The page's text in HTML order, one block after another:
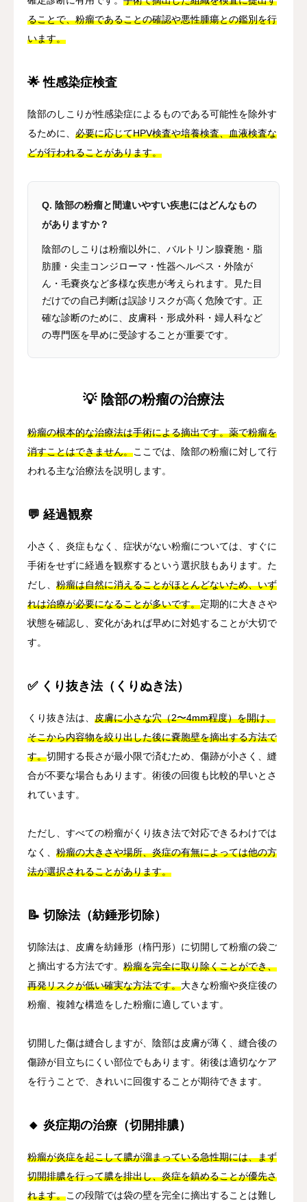
ることで、粉瘤であることの確認や悪性腫瘍との鑑別を行
います。
🌟 性感染症検査
陰部のしこりが性感染症によるものである可能性を除外す
るために、 必要に応じてHPV検査や培養検査、血液検査な
どが行われることがあります。
Q. 陰部の粉瘤と間違いやすい疾患にはどんなもの
がありますか？
陰部のしこりは粉瘤以外に、バルトリン腺嚢胞・脂
肪腫・尖圭コンジローマ・性器ヘルペス・外陰が
ん・毛嚢炎など多様な疾患が考えられます。見た目
だけでの自己判断は誤診リスクが高く危険です。正
確な診断のために、皮膚科・形成外科・婦人科など
の専門医を早めに受診することが重要です。
💡 陰部の粉瘤の治療法
粉瘤の根本的な治療法は手術による摘出です。薬で粉瘤を
消すことはできません。ここでは、陰部の粉瘤に対して行
われる主な治療法を説明します。
💬 経過観察
小さく、炎症もなく、症状がない粉瘤については、すぐに
手術をせずに経過を観察するという選択肢もあります。た
だし、 粉瘤は自然に消えることがほとんどないため、いず
れは治療が必要になることが多いです。定期的に大きさや
状態を確認し、変化があれば早めに対処することが大切で
す。
✅ くり抜き法（くりぬき法）
くり抜き法は、 皮膚に小さな穴（2〜4mm程度）を開け、
そこから内容物を絞り出した後に嚢胞壁を摘出する方法で
す。切開する長さが最小限で済むため、傷跡が小さく、縫
合が不要な場合もあります。術後の回復も比較的早いとさ
れています。
ただし、すべての粉瘤がくり抜き法で対応できるわけでは
なく、 粉瘤の大きさや場所、炎症の有無によっては他の方
法が選択されることがあります。
📝 切除法（紡錘形切除）
切除法は、皮膚を紡錘形（楕円形）に切開して粉瘤の袋ご
と摘出する方法です。 粉瘤を完全に取り除くことができ、
再発リスクが低い確実な方法です。大きな粉瘤や炎症後の
粉瘤、複雑な構造をした粉瘤に適しています。
切開した傷は縫合しますが、陰部は皮膚が薄く、縫合後の
傷跡が目立ちにくい部位でもあります。術後は適切なケア
を行うことで、きれいに回復することが期待できます。
🔸 炎症期の治療（切開排膿）
粉瘤が炎症を起こして膿が溜まっている急性期には、まず
切開排膿を行って膿を排出し、炎症を鎮めることが優先さ
れます。この段階では袋の壁を完全に摘出することは難し